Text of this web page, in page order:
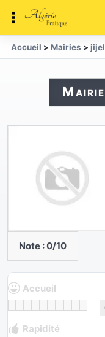
Accueil > Mairies >
Note :0/10
Accueil
Rapidité